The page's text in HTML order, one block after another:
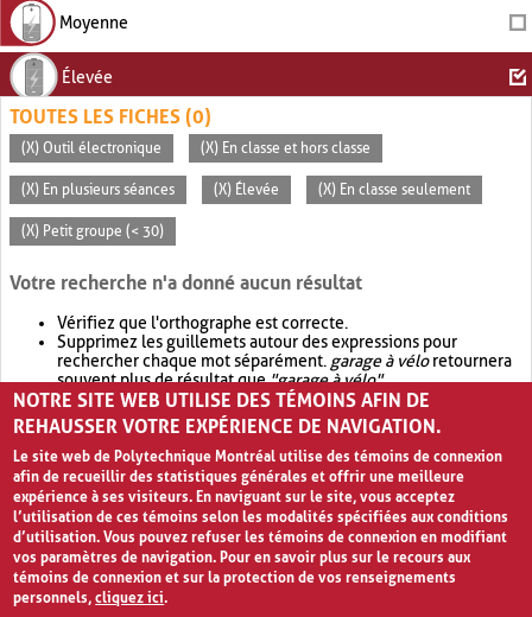
Moyenne
Élevée
TOUTES LES FICHES (0)
(X) Outil électronique (X) En classe et hors classe
(X) En plusieurs séances (X) Élevée (X) En classe seulement
(X) Petit groupe (< 30)
Votre recherche n'a donné aucun résultat
Vérifiez que l'orthographe est correcte.
Supprimez les guillemets autour des expressions pour
rechercher chaque mot séparément. garage à véloretournera
souvent plus de résultat que"garage à vélo".
Envisagez d'élargir votre recherche avec OR.garage OR vélo
retournera souvent plus de résultat quegarage à vélo
NOTRE SITE WEB UTILISE DES TÉMOINS AFIN DE
REHAUSSER VOTRE EXPÉRIENCE DE NAVIGATION.
Le site web de Polytechnique Montréal utilise des témoins de connexion
afin de recueillir des statistiques générales et offrir une meilleure
expérience à ses visiteurs. En naviguant sur le site, vous acceptez
l’utilisation de ces témoins selon les modalités spécifiées aux conditions
d’utilisation. Vous pouvez refuser les témoins de connexion en modifiant
vos paramètres de navigation. Pour en savoir plus sur le recours aux
témoins de connexion et sur la protection de vos renseignements
personnels,cliquez ici.